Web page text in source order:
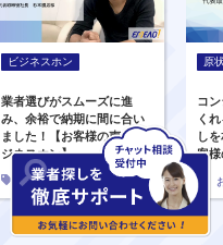
ビジネスホン
業者選びがスムーズに進
み、余裕で納期に間に合い
ました！【お客様の声｜ビ
ジネスホン】
お客様の声
原
コ
く
し
客